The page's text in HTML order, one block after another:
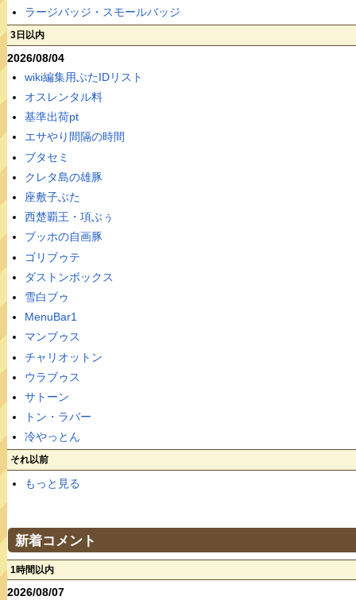
ラージバッジ・スモールバッジ
3日以内
2026/08/04
wiki編集用ぶたIDリスト
オスレンタル料
基準出荷pt
エサやり間隔の時間
ブタセミ
クレタ島の雄豚
座敷子ぶた
西楚覇王・項ぶぅ
ブッホの自画豚
ゴリブゥテ
ダストンボックス
雪白ブゥ
MenuBar1
マンブゥス
チャリオットン
ウラブゥス
サトーン
トン・ラバー
冷やっとん
それ以前
もっと見る
新着コメント
1時間以内
2026/08/07